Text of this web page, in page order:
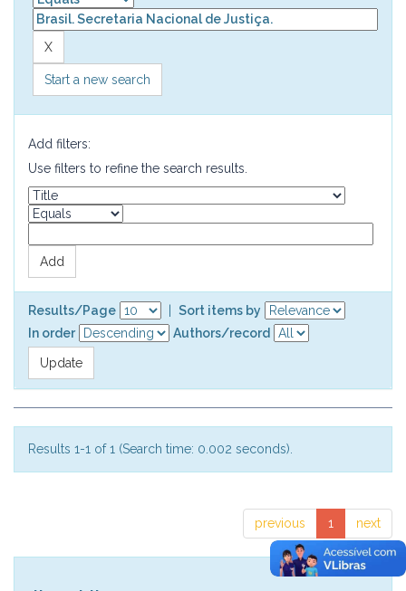
Start a new search
Add filters:
Use filters to refine the search results.
Results/Page
Sort items by
In order
Authors/record
Results 1-1 of 1 (Search time: 0.002 seconds).
previous 1 next